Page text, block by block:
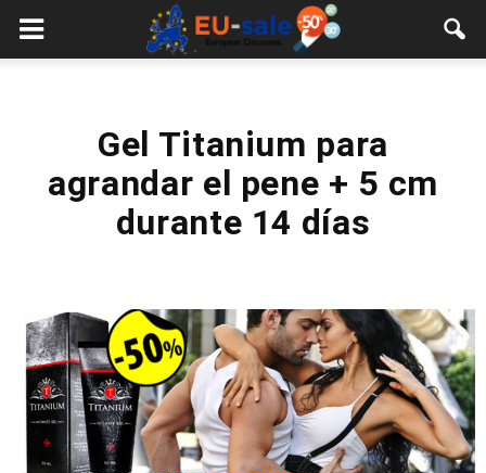
European
Gel Titanium para
agrandar el pene + 5 cm
durante 14 días